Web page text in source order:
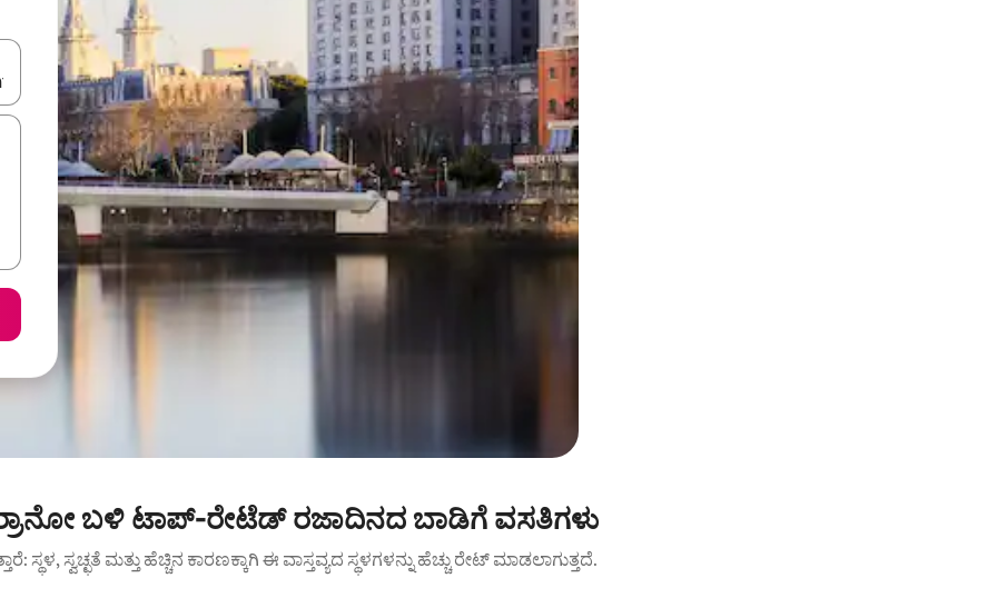
ನ್ಯಾವಿಗೇಟ್ ಮಾಡಿ ಅಥವಾ ಸ್ಪರ್ಶ ಅಥವಾ ಸ್ವೈಪ್ ಗೆಸ್ಚರ್‌ಗಳ ಮೂಲಕ ಅನ್ವೇಷಿಸಿ.
ಬಳಿ ಟಾಪ್-ರೇಟೆಡ್ ರಜಾದಿನದ ಬಾಡಿಗೆ ವಸತಿಗಳು
ಸ್ಥಳ, ಸ್ವಚ್ಛತೆ ಮತ್ತು ಹೆಚ್ಚಿನ ಕಾರಣಕ್ಕಾಗಿ ಈ ವಾಸ್ತವ್ಯದ ಸ್ಥಳಗಳನ್ನು ಹೆಚ್ಚು ರೇಟ್ ಮಾಡಲಾಗುತ್ತದೆ.